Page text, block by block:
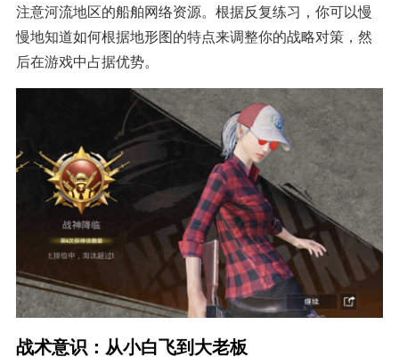
注意河流地区的船舶网络资源。根据反复练习，你可以慢
慢地知道如何根据地形图的特点来调整你的战略对策，然
后在游戏中占据优势。
战术意识：从小白飞到大老板